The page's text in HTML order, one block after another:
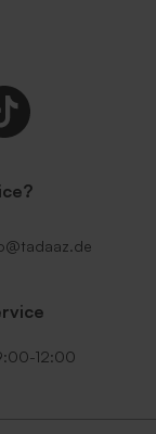
12:00